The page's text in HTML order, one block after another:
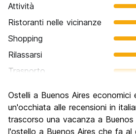
Attività
Ristoranti nelle vicinanze
Shopping
Rilassarsi
Trasporto
Luoghi di interesse culturale
Festa / Vita notturna
Ostelli a Buenos Aires economici
un'occhiata alle recensioni in
trascorso una vacanza a Buenos
l'ostello a Buenos Aires che fa al